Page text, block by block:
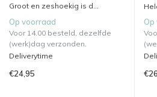
Groot en zeshoekig is d...
Op voorraad
Voor 14.00 besteld, dezelfde
(werk)dag verzonden.
Deliverytime
€24,95
Op